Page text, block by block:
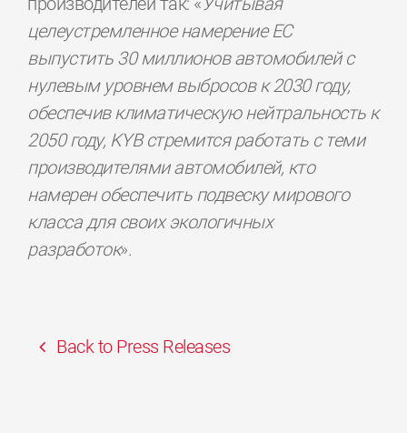
целеустремленное намерениеЕС
выпустить 30 миллионов автомобилей с
нулевым уровнем выбросов к 2030 году,
обеспечивклиматическую нейтральность к
2050 году, KYBстремится работать с теми
производителями автомобилей, кто
намерен обеспечить подвеску мирового
класса для своих экологичных
разработок».
Back to Press Releases